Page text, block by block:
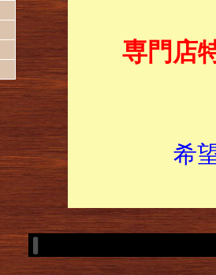
専門店
希